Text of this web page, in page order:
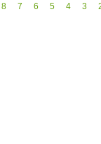
8 7 6 5 4 3